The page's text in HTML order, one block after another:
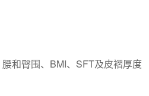
和臀围、BMI、SFT及皮褶厚度